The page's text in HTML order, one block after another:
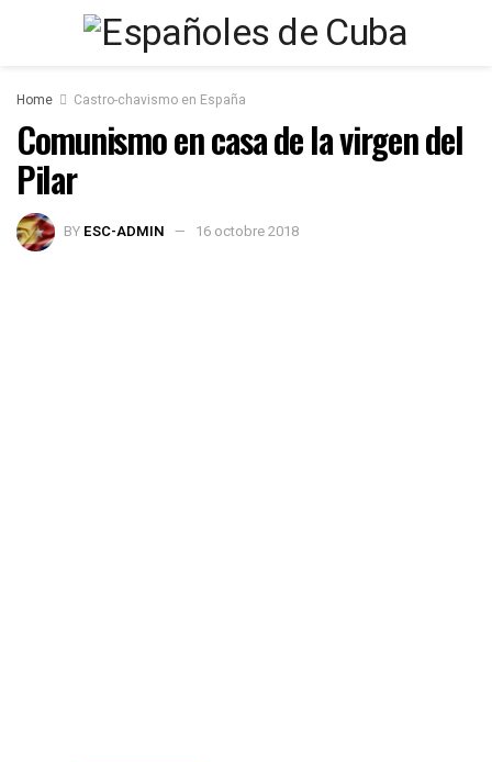
Home Castro-chavismo en España
Comunismo en casa de la virgen del
Pilar
BY ESC-ADMIN 16 octobre 2018